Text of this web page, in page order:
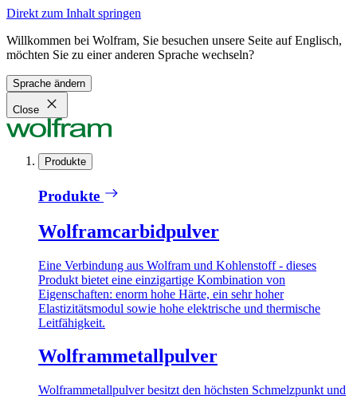
Direkt zum Inhalt springen
Willkommen bei Wolfram, Sie besuchen unsere Seite auf Englisch,
möchten Sie zu einer anderen Sprache wechseln?
Sprache ändern
Close
Produkte
Produkte
Wolframcarbidpulver
Eine Verbindung aus Wolfram und Kohlenstoff - dieses
Produkt bietet eine einzigartige Kombination von
Eigenschaften: enorm hohe Härte, ein sehr hoher
Elastizitätsmodul sowie hohe elektrische und thermische
Leitfähigkeit.
Wolframmetallpulver
Wolframmetallpulver besitzt den höchsten Schmelzpunkt und